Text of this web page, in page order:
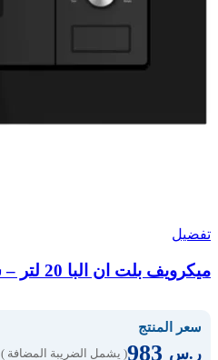
تفضيل
ميكرويف بلت ان البا 20 لتر – شواية – أسود DARK23
سعر المنتج
ر.س ( يشمل الضريبة المضافة )